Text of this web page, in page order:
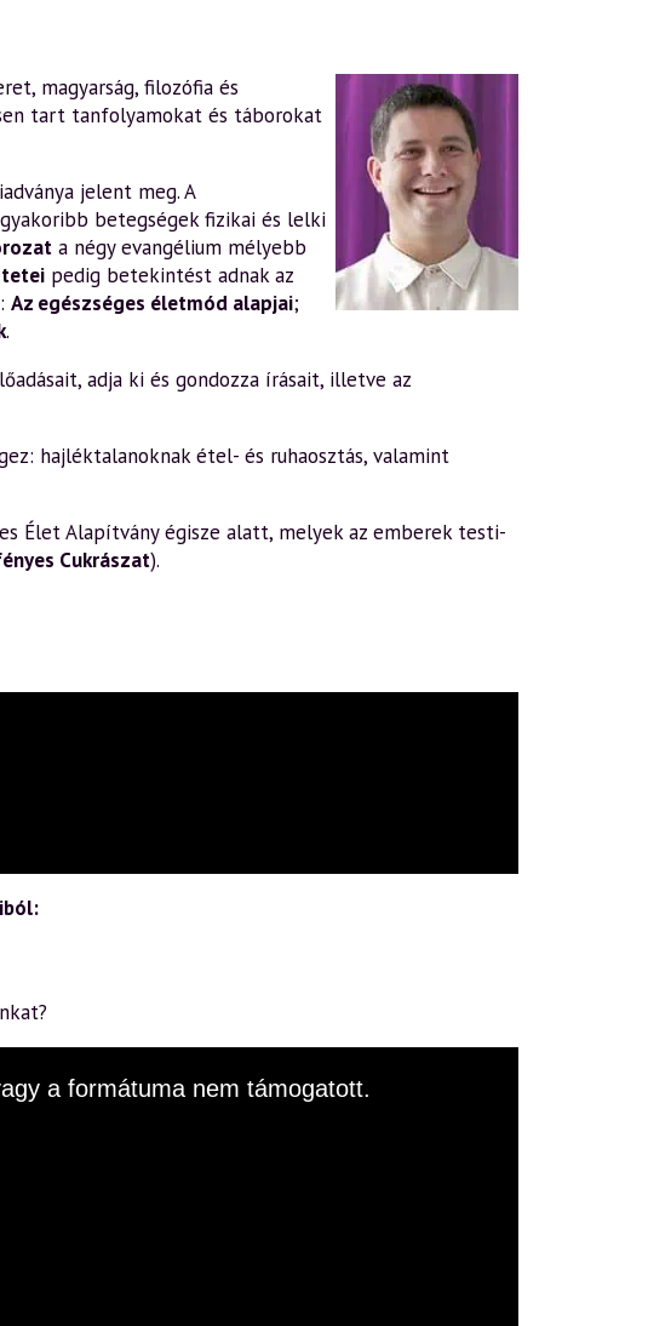
magyarság, filozófia és
tart tanfolyamokat és táborokat
jelent meg. A
betegségek fizikai és lelki
a négy evangélium mélyebb
pedig betekintést adnak az
Az egészséges életmód alapjai;
.
adja ki és gondozza írásait, illetve az
hajléktalanoknak étel- és ruhaosztás, valamint
Élet Alapítvány égisze alatt, melyek az emberek testi-
Cukrászat).
a formátuma nem támogatott.